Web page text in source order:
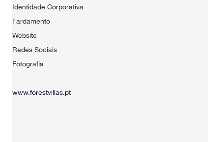
Identidade Corporativa
Fardamento
Website
Redes Sociais
Fotografia
www.forestvillas.pt